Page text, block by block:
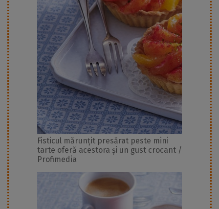
Fisticul mărunțit presărat peste mini
tarte oferă acestora și un gust crocant /
Profimedia